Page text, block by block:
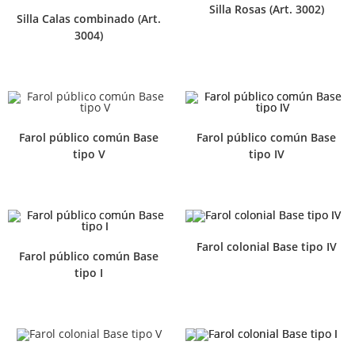
Silla Calas combinado (Art.
3004)
Silla Rosas (Art. 3002)
Farol público común Base
tipo V
Farol público común Base
tipo IV
Farol público común Base
tipo I
Farol colonial Base tipo IV